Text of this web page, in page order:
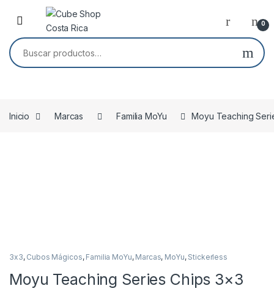
Skip to navigation
Skip to content
0
Buscar por:
Inicio Marcas Familia MoYu Moyu Teaching
3x3, Cubos Mágicos, Familia MoYu, Marcas, MoYu, Stickerless
Moyu Teaching Series Chips 3×3